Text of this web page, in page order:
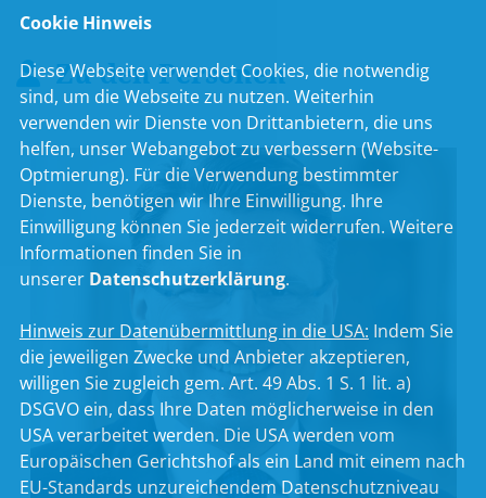
Zu den Personen
Cookie Hinweis
Diese Webseite verwendet Cookies, die notwendig
sind, um die Webseite zu nutzen. Weiterhin
verwenden wir Dienste von Drittanbietern, die uns
helfen, unser Webangebot zu verbessern (Website-
Optmierung). Für die Verwendung bestimmter
Dienste, benötigen wir Ihre Einwilligung. Ihre
Einwilligung können Sie jederzeit widerrufen. Weitere
Informationen finden Sie in
unserer Datenschutzerklärung.
Hinweis zur Datenübermittlung in die USA: Indem Sie
die jeweiligen Zwecke und Anbieter akzeptieren,
willigen Sie zugleich gem. Art. 49 Abs. 1 S. 1 lit. a)
DSGVO ein, dass Ihre Daten möglicherweise in den
USA verarbeitet werden. Die USA werden vom
Europäischen Gerichtshof als ein Land mit einem nach
EU-Standards unzureichendem Datenschutzniveau